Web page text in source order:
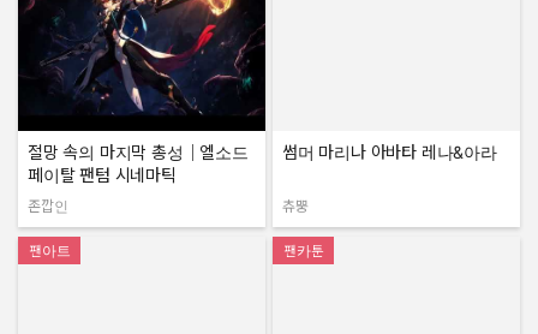
절망 속의 마지막 총성｜엘소드
페이탈 팬텀 시네마틱
작성자:
존깝인
썸머 마리나 아바타 레나&아라
작성자:
츄뿡
팬아트 팬카툰